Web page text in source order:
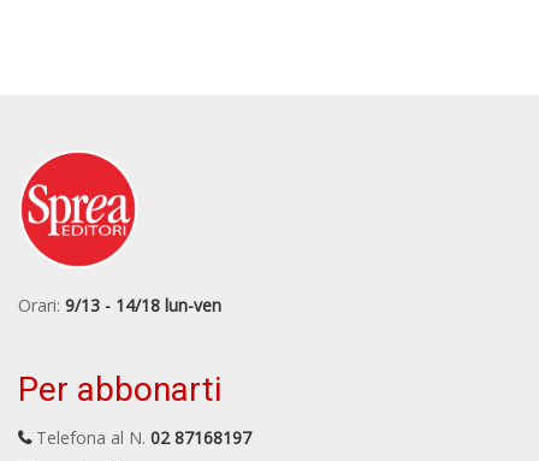
Orari: 9/13 - 14/18 lun-ven
Per abbonarti
Telefona al N. 02 87168197